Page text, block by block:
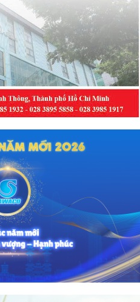
rám má, đáp ứng xu hướng
thể hóa trong chăm sóc da hiện
cho các bác sĩ và người tiêu